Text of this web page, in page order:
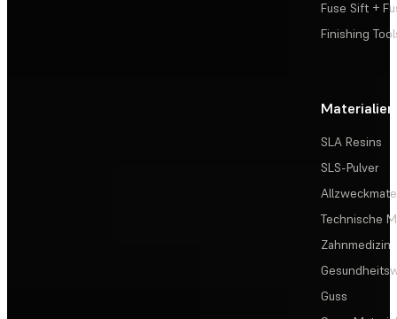
Fuse Sift +
Finishing
Materialien
SLA Resins
SLS-Pulver
Technische
Zahnmedizin
Guss